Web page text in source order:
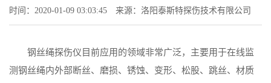
时间：2020-01-09 03:03:45 来源：洛阳泰斯特探伤技术有限公司
钢丝绳探伤仪目前应用的领域非常广泛，主要用于在线监
测钢丝绳内外部断丝、磨损、锈蚀、变形、松股、跳丝、材质